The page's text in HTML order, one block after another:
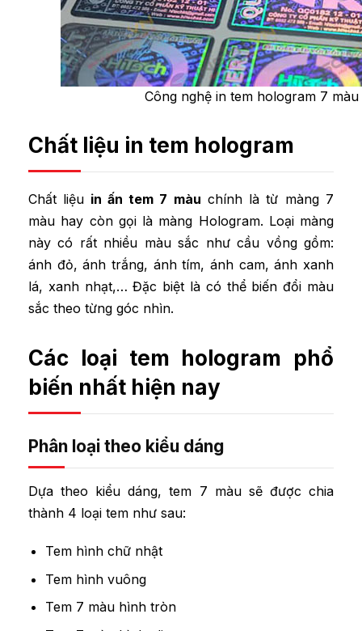
Công nghệ in tem hologram 7
Chất liệu in tem hologram
Chất liệu in ấn tem 7 màu chính là từ màng 7
màu hay còn gọi là màng Hologram. Loại màng
này có rất nhiều màu sắc như cầu vồng gồm:
ánh đỏ, ánh trắng, ánh tím, ánh cam, ánh xanh
lá, xanh nhạt,… Đặc biệt là có thể biến đổi màu
sắc theo từng góc nhìn.
Các loại tem hologram phổ
biến nhất hiện nay
Phân loại theo kiểu dáng
Dựa theo kiểu dáng, tem 7 màu sẽ được chia
thành 4 loại tem như sau:
Tem hình chữ nhật
Tem hình vuông
Tem 7 màu hình tròn